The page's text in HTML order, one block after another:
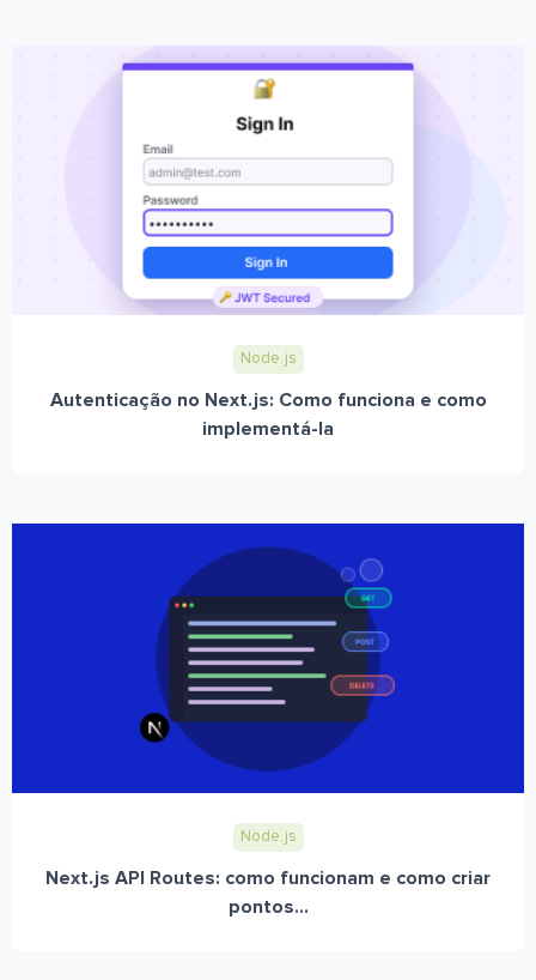
Node.js
Autenticação no Next.js: Como funciona e como
implementá-la
Node.js
Next.js API Routes: como funcionam e como criar
pontos...